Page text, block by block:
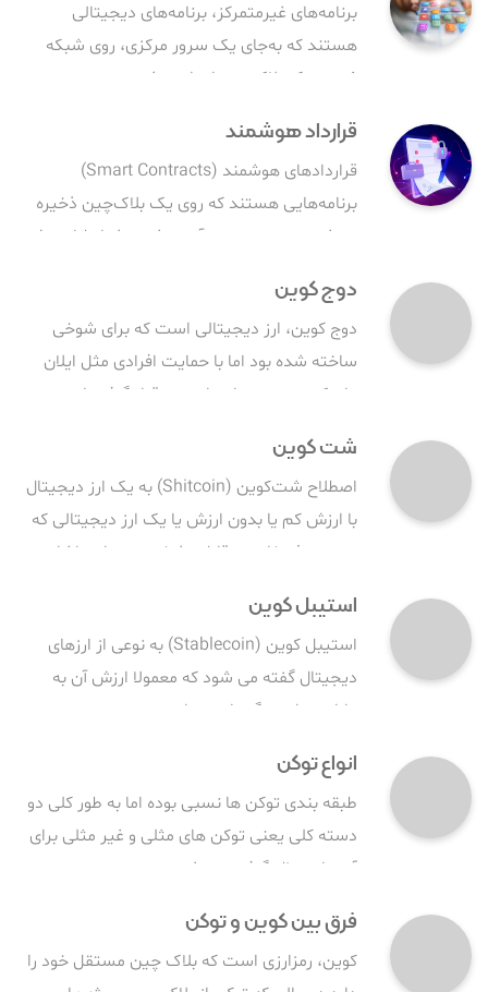
برنامه‌های غیرمتمرکز، برنامه‌های دیجیتالی
هستند که به‌جای یک سرور مرکزی، روی شبکه
غیرمتمرکز بلاک‌چین اجرا می شوند.
قرارداد هوشمند
قراردادهای هوشمند (Smart Contracts)
برنامه‌هایی هستند که روی یک بلاک‌چین ذخیره
می‌شوند و در صورت برآورده شدن شرایط از پیش
دوج کوین
دوج کوین، ارز دیجیتالی است که برای شوخی
ساخته شده بود اما با حمایت افرادی مثل ایلان
ماسک در بین رمزارزهای برتر قرار گرفته است.
شت کوین
اصطلاح شت‌کوین (Shitcoin) به یک ارز دیجیتال
با ارزش کم یا بدون ارزش یا یک ارز دیجیتالی که
هیچ هدف خاص و قابل تشخیصی ندارد، اشاره
استیبل کوین
استیبل کوین (Stablecoin) به نوعی از ارزهای
دیجیتال گفته می شود که معمولا ارزش آن به
دارایی های دیگر وابسته است.
انواع توکن
طبقه بندی توکن ها نسبی بوده اما به طور کلی دو
دسته کلی یعنی توکن های مثلی و غیر مثلی برای
آن ها در نظر گرفته می شود.
فرق بین کوین و توکن
کوین، رمزارزی است که بلاک چین مستقل خود را